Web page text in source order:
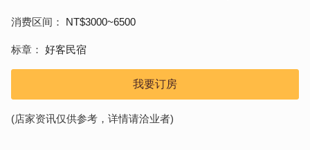
消费区间 NT$3000~6500
标章 好客民宿
我要订房
(店家资讯仅供参考，详情请洽业者)